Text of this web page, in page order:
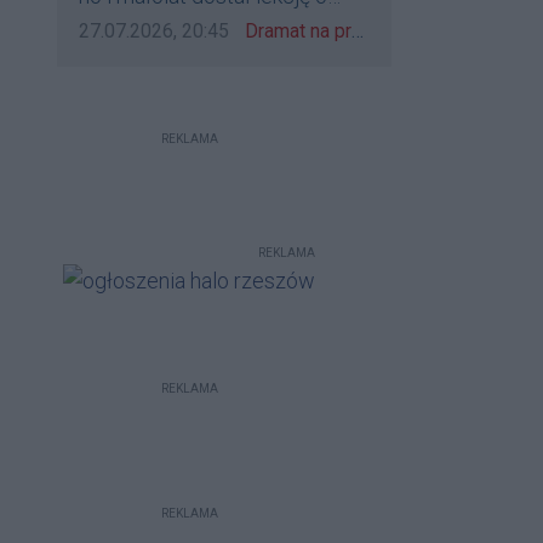
udzieleniu pierwszeństwa
Data dodania komentarza:
27.07.2026, 20:45 Źródło komentarza:
Dramat na przejeździe w Rzeszowie. 16-latek na hulajnodze wjechał wprost pod szynobus
REKLAMA
REKLAMA
REKLAMA
REKLAMA